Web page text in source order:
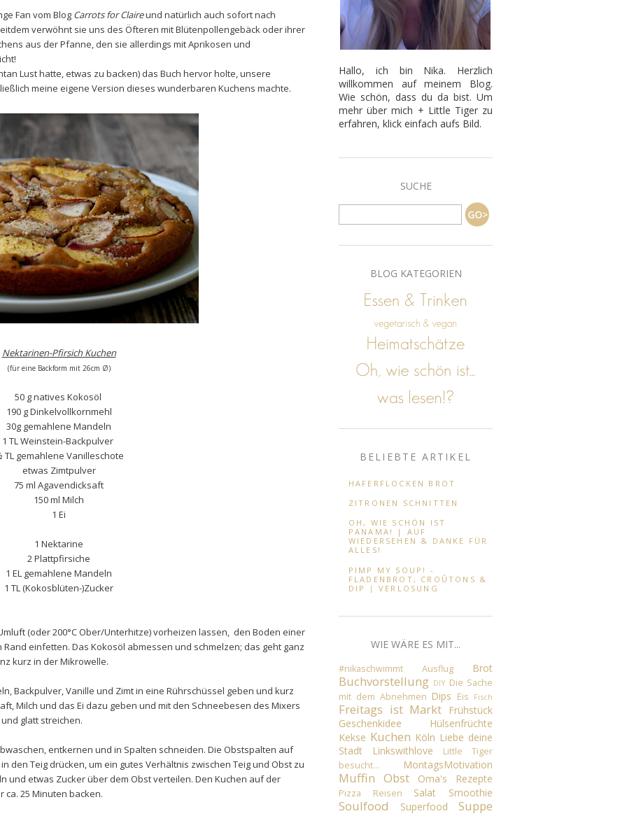
Fan vom Blog Carrots for Claireund natürlich auch sofort nach
verwöhnt sie uns des Öfteren mit Blütenpollengebäck oder ihrer
aus der Pfanne, den sie allerdings mit Aprikosen und
Lust hatte, etwas zu backen) das Buch hervor holte, unsere
meine eigene Version dieses wunderbaren Kuchens machte.
Nektarinen-Pfirsich Kuchen
(für eine Backform mit 26cm Ø)
50 g natives Kokosöl
190 g Dinkelvollkornmehl
30g gemahlene Mandeln
1 TL Weinstein-Backpulver
gemahlene Vanilleschote
etwas Zimtpulver
75 ml Agavendicksaft
150 ml Milch
1 Ei
1 Nektarine
2 Plattpfirsiche
1 EL gemahlene Mandeln
1 TL (Kokosblüten-)Zucker
(oder 200°C Ober/Unterhitze) vorheizen lassen, den Boden einer
einfetten. Das Kokosöl abmessen und schmelzen; das geht ganz
kurz in der Mikrowelle.
Backpulver, Vanille und Zimt in eine Rührschüssel geben und kurz
Milch und das Ei dazu geben und mit den Schneebesen des Mixers
glatt streichen.
entkernen und in Spalten schneiden. Die Obstspalten auf
den Teig drücken, um ein gutes Verhältnis zwischen Teig und Obst zu
und etwas Zucker über dem Obst verteilen. Den Kuchen auf der
25 Minuten backen.
Hallo, ich bin Nika. Herzlich
willkommen auf meinem Blog.
Wie schön, dass du da bist. Um
mehr über mich + Little Tiger zu
erfahren, klick einfach aufs Bild.
SUCHE
BLOG KATEGORIEN
BELIEBTE ARTIKEL
HAFERFLOCKEN BROT
ZITRONEN SCHNITTEN
OH, WIE SCHÖN IST
PANAMA! | AUF
WIEDERSEHEN & DANKE FÜR
ALLES!
PIMP MY SOUP! -
FLADENBROT, CROÛTONS &
DIP ∣ VERLOSUNG
WIE WÄRE ES MIT...
#nikaschwimmt Ausflug Brot
Buchvorstellung DIY Die Sache
mit dem Abnehmen Dips Eis Fisch
Freitags ist Markt
Frühstück
Geschenkidee
Hülsenfrüchte
Kekse Kuchen Köln Liebe deine
Stadt
Linkswithlove
Little Tiger
besucht...
MontagsMotivation
Muffin Obst Oma's Rezepte
Pizza Reisen Salat Smoothie
Soulfood Superfood Suppe